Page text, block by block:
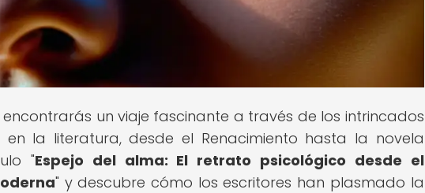
encontrarás un viaje fascinante a través de los intrincados
la literatura, desde el Renacimiento hasta la novela
"Espejo del alma: El retrato psicológico desde el
" y descubre cómo los escritores han plasmado la